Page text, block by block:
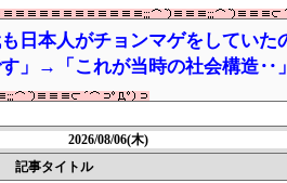
日本人がチョンマゲをしていた
」→「これが当時の社会構造‥」
2026/08/06(木)
記事タイトル